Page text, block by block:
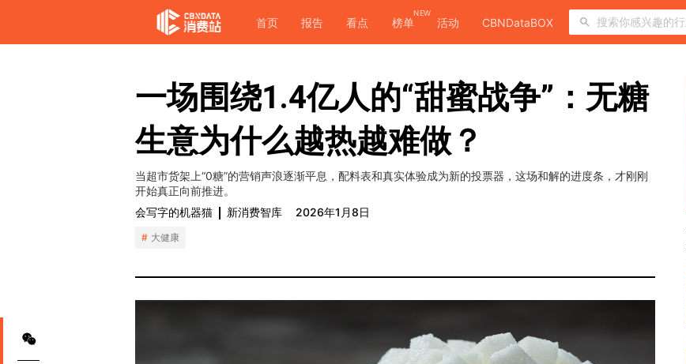
首页 报告 看点 榜单
NEW
活动 CBNDataBOX
一场围绕1.4亿人的“甜蜜战争”：无糖
生意为什么越热越难做？
当超市货架上“0糖”的营销声浪逐渐平息，配料表和真实体验成为新的投票器，这场和解的进度条，才刚刚
开始真正向前推进。
会写字的机器猫
新消费智库 2026年1月8日
大健康